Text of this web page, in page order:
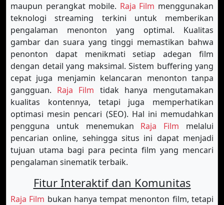
maupun perangkat mobile. Raja Film menggunakan
teknologi streaming terkini untuk memberikan
pengalaman menonton yang optimal. Kualitas
gambar dan suara yang tinggi memastikan bahwa
penonton dapat menikmati setiap adegan film
dengan detail yang maksimal. Sistem buffering yang
cepat juga menjamin kelancaran menonton tanpa
gangguan. Raja Film tidak hanya mengutamakan
kualitas kontennya, tetapi juga memperhatikan
optimasi mesin pencari (SEO). Hal ini memudahkan
pengguna untuk menemukan Raja Film melalui
pencarian online, sehingga situs ini dapat menjadi
tujuan utama bagi para pecinta film yang mencari
pengalaman sinematik terbaik.
Fitur Interaktif dan Komunitas
Raja Film bukan hanya tempat menonton film, tetapi